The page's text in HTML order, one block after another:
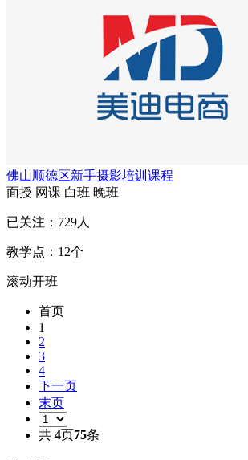
佛山顺德区新手摄影培训课程
面授 网课 白班 晚班
已关注： 729人
教学点： 12个
滚动开班
首页
1
2
3
4
下一页
末页
共 4页75条